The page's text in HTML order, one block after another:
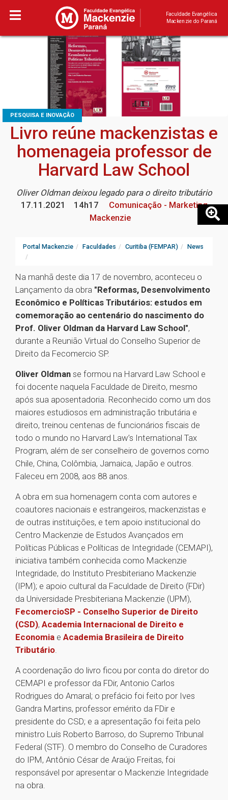
Faculdade Evangélica
Mackenzie do Paraná
PESQUISA E INOVAÇÃO
Livro reúne mackenzistas e
homenageia professor de
Harvard Law School
Oliver Oldman deixou legado para o direito tributário
17.11.2021
14h17
Comunicação - Marketing
Mackenzie
Portal Mackenzie Faculdades Curitiba (FEMPAR) News
Na manhã deste dia 17 de novembro, aconteceu o
Lançamento da obra "Reformas, Desenvolvimento
Econômico e Políticas Tributários: estudos em
comemoração ao centenário do nascimento do
Prof. Oliver Oldman da Harvard Law School",
durante a Reunião Virtual do Conselho Superior de
Direito da Fecomercio SP.
Oliver Oldman se formou na Harvard Law School e
foi docente naquela Faculdade de Direito, mesmo
após sua aposentadoria. Reconhecido como um dos
maiores estudiosos em administração tributária e
direito, treinou centenas de funcionários fiscais de
todo o mundo no Harvard Law’s International Tax
Program, além de ser conselheiro de governos como
Chile, China, Colômbia, Jamaica, Japão e outros.
Faleceu em 2008, aos 88 anos.
A obra em sua homenagem conta com autores e
coautores nacionais e estrangeiros, mackenzistas e
de outras instituições, e tem apoio institucional do
Centro Mackenzie de Estudos Avançados em
Políticas Públicas e Políticas de Integridade (CEMAPI),
iniciativa também conhecida como Mackenzie
Integridade, do Instituto Presbiteriano Mackenzie
(IPM); e apoio cultural da Faculdade de Direito (FDir)
da Universidade Presbiteriana Mackenzie (UPM),
FecomercioSP - Conselho Superior de Direito
(CSD), Academia Internacional de Direito e
Economia e Academia Brasileira de Direito
Tributário.
A coordenação do livro ficou por conta do diretor do
CEMAPI e professor da FDir, Antonio Carlos
Rodrigues do Amaral; o prefácio foi feito por Ives
Gandra Martins, professor emérito da FDir e
presidente do CSD; e a apresentação foi feita pelo
ministro Luís Roberto Barroso, do Supremo Tribunal
Federal (STF). O membro do Conselho de Curadores
do IPM, Antônio César de Araújo Freitas, foi
responsável por apresentar o Mackenzie Integridade
na obra.